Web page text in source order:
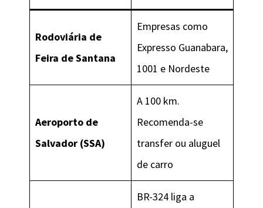
Rodoviária de
Feira de Santana
Empresas como
Expresso Guanabara,
1001 e Nordeste
Aeroporto de
Salvador (SSA)
A 100 km.
Recomenda-se
transfer ou aluguel
de carro
BR-324 liga a